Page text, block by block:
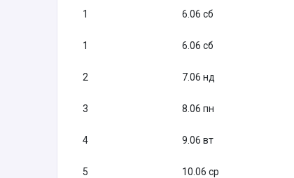
1 6.06 сб
1 6.06 сб
2 7.06 нд
3 8.06 пн
4 9.06 вт
5 10.06 ср